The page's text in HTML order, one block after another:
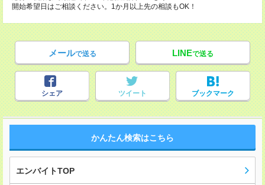
開始希望日はご相談ください。1か月以上先の相談もOK！
メールで送る LINEで送る
シェア ツイート ブックマーク
かんたん検索はこちら
エンバイトTOP